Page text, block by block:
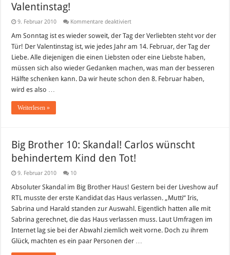
Valentinstag!
9. Februar 2010 Kommentare deaktiviertfür
Am
14.
Februar
ist
Valentinstag!
Am Sonntag ist es wieder soweit, der Tag der Verliebten steht vor der
Tür! Der Valentinstag ist, wie jedes Jahr am 14. Februar, der Tag der
Liebe. Alle diejenigen die einen Liebsten oder eine Liebste haben,
müssen sich also wieder Gedanken machen, was man der besseren
Hälfte schenken kann. Da wir heute schon den 8. Februar haben,
wird es also …
Weiterlesen »
Big Brother 10: Skandal! Carlos wünscht
behindertem Kind den Tot!
9. Februar 2010 10
Absoluter Skandal im Big Brother Haus! Gestern bei der Liveshow auf
RTL musste der erste Kandidat das Haus verlassen. „Mutti“ Iris,
Sabrina und Harald standen zur Auswahl. Eigentlich hatten alle mit
Sabrina gerechnet, die das Haus verlassen muss. Laut Umfragen im
Internet lag sie bei der Abwahl ziemlich weit vorne. Doch zu ihrem
Glück, machten es ein paar Personen der …